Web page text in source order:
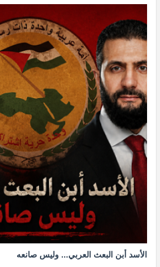
الأسد أبن البعث العربي... وليس صانعه